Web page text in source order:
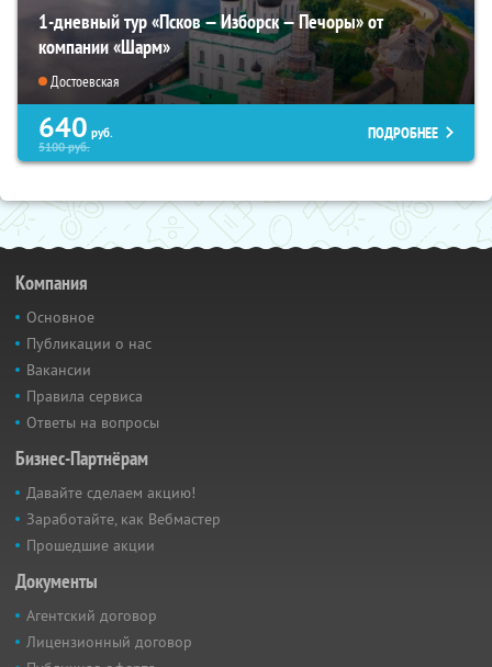
1-дневный тур «Псков — Изборск — Печоры» от
компании «Шарм»
Достоевская
640 руб.
5100руб.
ПОДРОБНЕЕ
Компания
Основное
Публикации о нас
Вакансии
Правила сервиса
Ответы на вопросы
Бизнес-Партнёрам
Давайте сделаем акцию!
Заработайте, как Вебмастер
Прошедшие акции
Документы
Агентский договор
Лицензионный договор